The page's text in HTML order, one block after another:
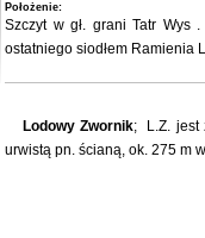
Położenie:
Szczyt w gł. grani Tatr Wys .
ostatniego siodłem Ramienia
Lodowy Zwornik; L.Z. jest
urwistą pn. ścianą, ok. 275 m